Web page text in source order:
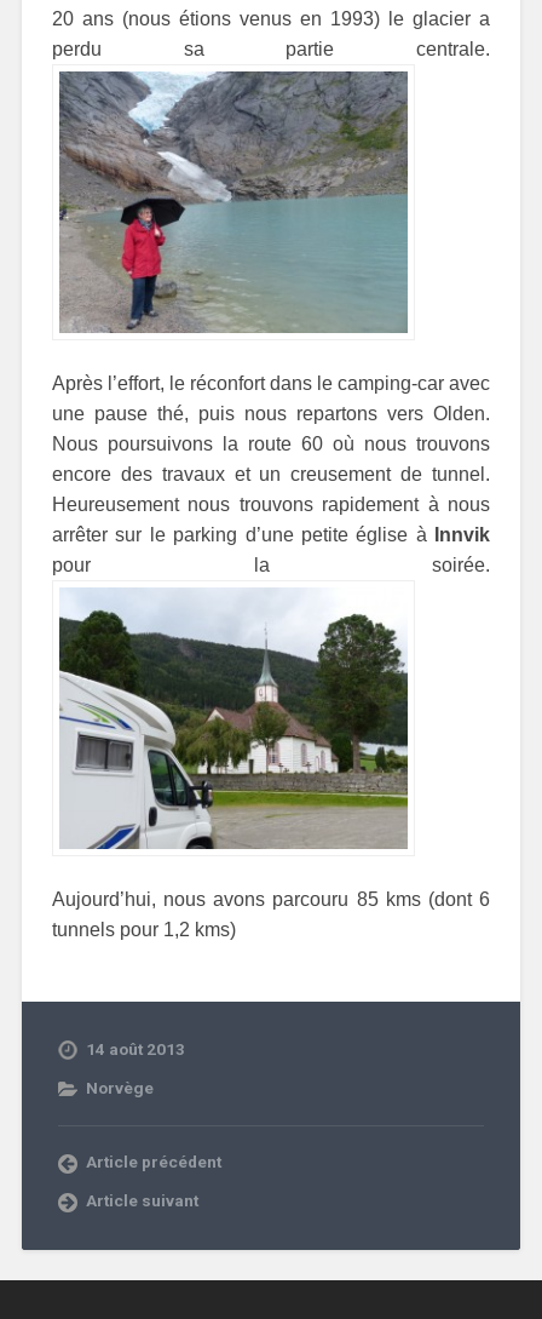
20 ans (nous étions venus en 1993) le glacier a
perdu sa partie centrale.
Après l’effort, le réconfort dans le camping-car avec
une pause thé, puis nous repartons vers Olden.
Nous poursuivons la route 60 où nous trouvons
encore des travaux et un creusement de tunnel.
Heureusement nous trouvons rapidement à nous
arrêter sur le parking d’une petite église à Innvik
pour la soirée.
Aujourd’hui, nous avons parcouru 85 kms (dont 6
tunnels pour 1,2 kms)
14 août 2013
Norvège
Article précédent
Article suivant